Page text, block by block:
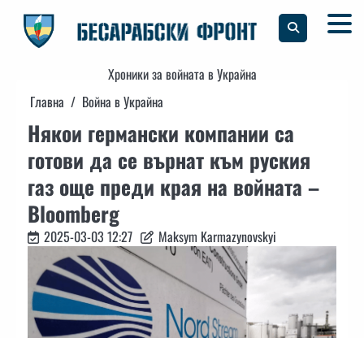
content
Хроники за войната в Украйна
Главна
Война в Украйна
Някои германски компании са
готови да се върнат към руския
газ още преди края на войната –
Bloomberg
2025-03-03 12:27 Maksym Karmazynovskyi